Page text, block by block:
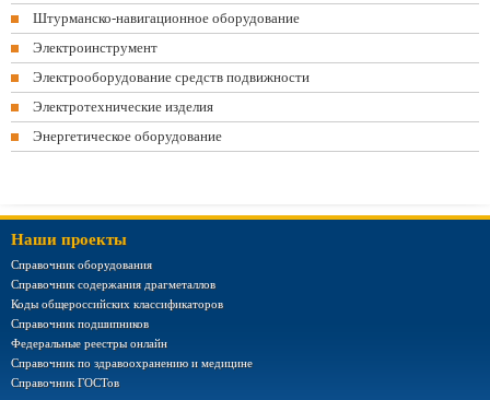
Штурманско-навигационное оборудование
Электроинструмент
Электрооборудование средств подвижности
Электротехнические изделия
Энергетическое оборудование
Наши проекты
Справочник оборудования
Справочник содержания драгметаллов
Коды общероссийских классификаторов
Справочник подшипников
Федеральные реестры онлайн
Справочник по здравоохранению и медицине
Справочник ГОСТов